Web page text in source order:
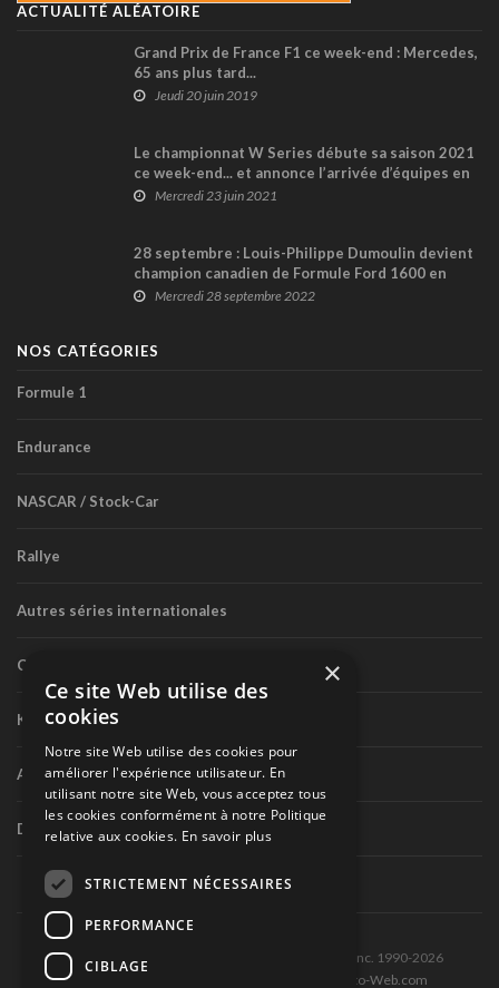
ACTUALITÉ ALÉATOIRE
Grand Prix de France F1 ce week-end : Mercedes,
65 ans plus tard...
Jeudi 20 juin 2019
Le championnat W Series débute sa saison 2021
ce week-end... et annonce l’arrivée d’équipes en
2022 !Mercredi 23 juin 2021
28 septembre : Louis-Philippe Dumoulin devient
champion canadien de Formule Ford 1600 en
2002Mercredi 28 septembre 2022
NOS CATÉGORIES
Formule 1
Endurance
NASCAR / Stock-Car
Rallye
Autres séries internationales
Circuit routier canadien
Karting
Autres séries nationales
Divers
Tous droits réservés © Les Éditions Pole-Position inc. 1990-2026
Ce site est produit et hébergé par Montréal-Photo-Web.com
×
Ce site Web utilise des
cookies
Notre site Web utilise des cookies pour
améliorer l'expérience utilisateur. En
utilisant notre site Web, vous acceptez tous
les cookies conformément à notre Politique
relative aux cookies. En savoir plus
STRICTEMENT NÉCESSAIRES
PERFORMANCE
CIBLAGE